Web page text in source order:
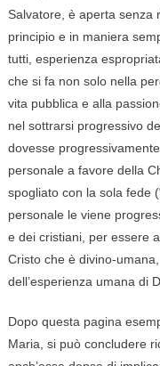
Salvatore, è aperta senza
principio e in maniera
tutti, esperienza
che si fa non solo nella
vita pubblica e alla
nel sottrarsi progressivo
dovesse
personale a favore della
spogliato con la sola fede
personale le viene
e dei cristiani, per essere
Cristo che è divino-
dell’esperienza umana di
Dopo questa pagina
Maria, si può concludere